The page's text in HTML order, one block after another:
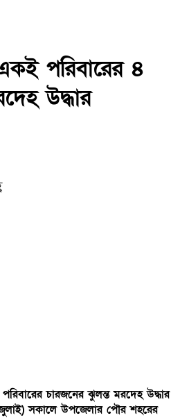
একই পরিবারের ৪
উদ্ধার
চারজনের ঝুলন্ত মরদেহ উদ্ধার
সকালে উপজেলার পৌর শহরের